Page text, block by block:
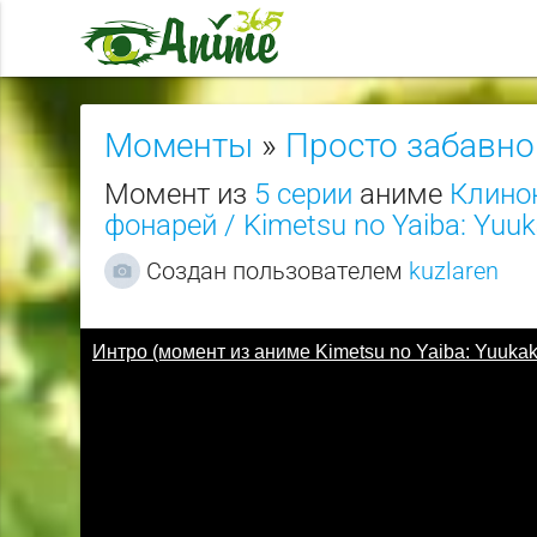
Моменты » Просто забавно
Момент из 5 серии аниме
фонарей / Kimetsu no Yaiba:
Создан пользователем kuzlaren